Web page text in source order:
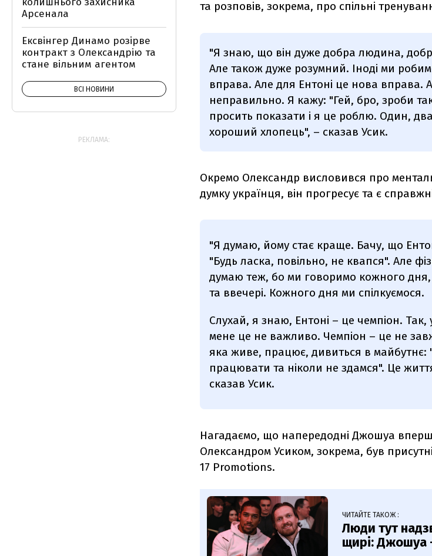
та розповів, зокрема, про спільні
"Я знаю, що він дуже добра людина,
Але також дуже розумний. Іноді ми
вправа. Але для Ентоні це нова вправа.
неправильно. Я кажу: "Гей, бро, зроби
просить показати і я це роблю. Один,
хороший хлопець", – сказав Усик.
Окремо Олександр висловився про
думку українця, він прогресує та є
"Я думаю, йому стає краще. Бачу, що
"Будь ласка, повільно, не квапся". Але
думаю теж, бо ми говоримо кожного дня,
та ввечері. Кожного дня ми спілкуємося.
Слухай, я знаю, Ентоні – це чемпіон.
мене це не важливо. Чемпіон – це не
яка живе, працює, дивиться в майбутнє:
працювати та ніколи не здамся". Це
сказав Усик.
Нагадаємо, що напередодні Джошуа
Олександром Усиком, зокрема, був
17 Promotions.
ЧИТАЙТЕ ТАКОЖ :
Люди тут
щирі: Джошуа
Арсенала
Ексвінгер Динамо розірве
контракт з Олександрію та
стане вільним агентом
ВСІ НОВИНИ
РЕКЛАМА: